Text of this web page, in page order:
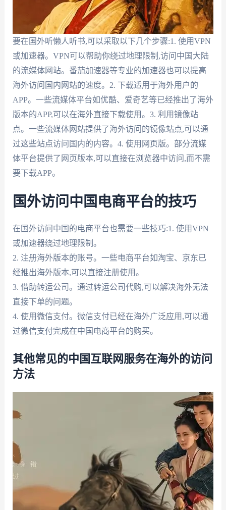
要在国外听懒人听书,可以采取以下几个步骤:1. 使用VPN
或加速器。VPN可以帮助你绕过地理限制,访问中国大陆
的流媒体网站。番茄加速器等专业的加速器也可以提高
海外访问国内网站的速度。2. 下载适用于海外用户的
APP。一些流媒体平台如优酷、爱奇艺等已经推出了海外
版本的APP,可以在海外直接下载使用。3. 利用镜像站
点。一些流媒体网站提供了海外访问的镜像站点,可以通
过这些站点访问国内的内容。4. 使用网页版。部分流媒
体平台提供了网页版本,可以直接在浏览器中访问,而不需
要下载APP。
国外访问中国电商平台的技巧
在国外访问中国的电商平台也需要一些技巧:1. 使用VPN
或加速器绕过地理限制。
2. 注册海外版本的账号。一些电商平台如淘宝、京东已
经推出海外版本,可以直接注册使用。
3. 借助转运公司。通过转运公司代购,可以解决海外无法
直接下单的问题。
4. 使用微信支付。微信支付已经在海外广泛应用,可以通
过微信支付完成在中国电商平台的购买。
其他常见的中国互联网服务在海外的访问
方法